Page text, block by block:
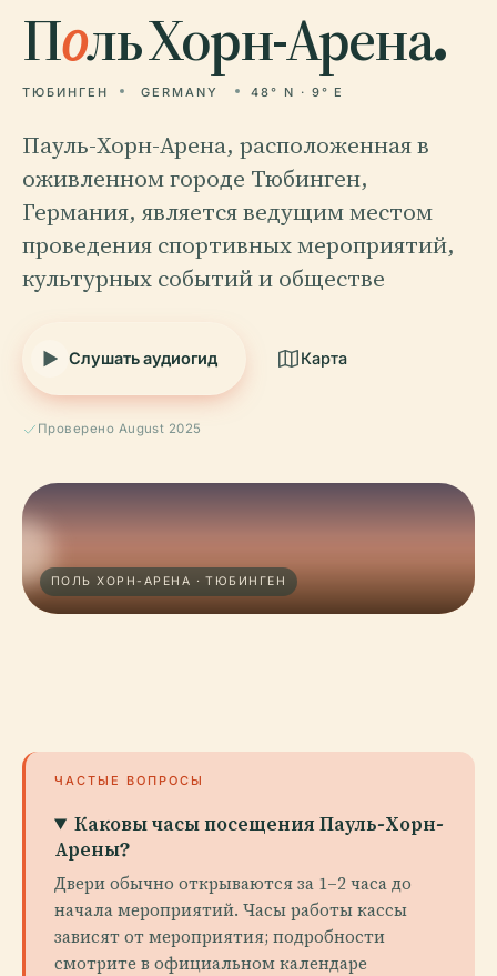
Поль Хорн-Арена.
ТЮБИНГЕН GERMANY 48° N · 9° E
Пауль-Хорн-Арена, расположенная в
оживленном городе Тюбинген,
Германия, является ведущим местом
проведения спортивных мероприятий,
культурных событий и обществе
Слушать аудиогид Карта
Проверено August 2025
ПОЛЬ ХОРН-АРЕНА · ТЮБИНГЕН
ЧАСТЫЕ ВОПРОСЫ
Каковы часы посещения Пауль-Хорн-
Арены?
Двери обычно открываются за 1–2 часа до
начала мероприятий. Часы работы кассы
зависят от мероприятия; подробности
смотрите в официальном календаре